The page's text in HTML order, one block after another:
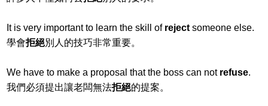
It is very important to learn the skill of reject someone else.
學會拒絕別人的技巧非常重要。
We have to make a proposal that the boss can not refuse.
我們必須提出讓老闆無法拒絕的提案。